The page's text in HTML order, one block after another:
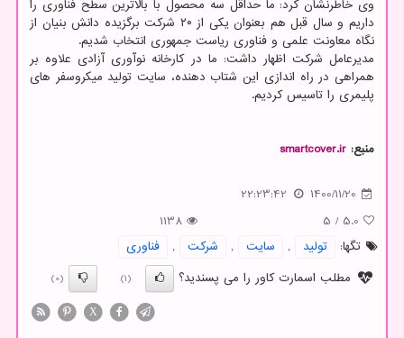
وی خاطرنشان کرد: ما حداقل سه محصول با بالاترین سطح فناوری را
داریم و سال قبل هم بعنوان یکی از ۲۰ شرکت برگزیده دانش بنیان از
نگاه معاونت علمی و فناوری ریاست جمهوری انتخاب شدیم.
مدیرعامل شرکت اظهار داشت: ما در کارخانه نوآوری آزادی علاوه بر
همراهی در راه اندازی این شتاب دهنده، سایت تولید میکروسفر های
پلیمری را تاسیس کردیم.
منبع: smartcover.ir
1400/11/20
22:23:42
5.0
/
5
1138
تگها:
تولید , سایت , شركت ,
فناوری
مطلب اسمارت کاور را می پسندید؟
(1)
(0)
X